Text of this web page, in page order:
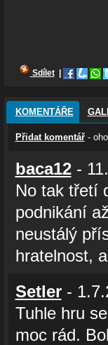
Sdílet
KOMENTÁŘE
Přidat komentář-
baca12-
No tak třetí
podnikání
neustálý
hratelnost,
Setler-
Tuhle hru
moc rád.